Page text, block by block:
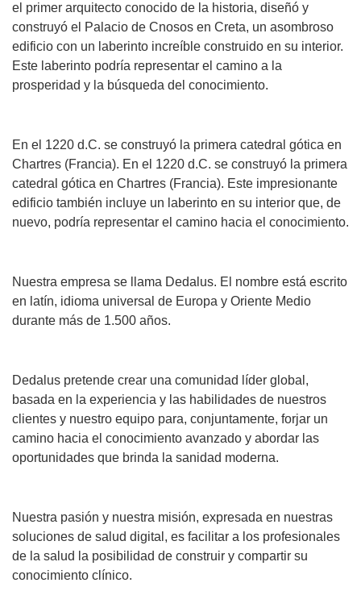
el primer arquitecto conocido de la historia, diseñó y
construyó el Palacio de Cnosos en Creta, un asombroso
edificio con un laberinto increíble construido en su interior.
Este laberinto podría representar el camino a la
prosperidad y la búsqueda del conocimiento.
En el 1220 d.C. se construyó la primera catedral gótica en
Chartres (Francia). En el 1220 d.C. se construyó la primera
catedral gótica en Chartres (Francia). Este impresionante
edificio también incluye un laberinto en su interior que, de
nuevo, podría representar el camino hacia el conocimiento.
Nuestra empresa se llama Dedalus. El nombre está escrito
en latín, idioma universal de Europa y Oriente Medio
durante más de 1.500 años.
Dedalus pretende crear una comunidad líder global,
basada en la experiencia y las habilidades de nuestros
clientes y nuestro equipo para, conjuntamente, forjar un
camino hacia el conocimiento avanzado y abordar las
oportunidades que brinda la sanidad moderna.
Nuestra pasión y nuestra misión, expresada en nuestras
soluciones de salud digital, es facilitar a los profesionales
de la salud la posibilidad de construir y compartir su
conocimiento clínico.